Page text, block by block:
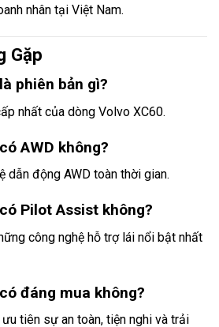
nhân tại Việt Nam.
Gặp
phiên bản gì?
nhất của dòng Volvo XC60.
AWD không?
dẫn động AWD toàn thời gian.
Pilot Assist không?
công nghệ hỗ trợ lái nổi bật nhất
đáng mua không?
ưu tiên sự an toàn, tiện nghi và trải